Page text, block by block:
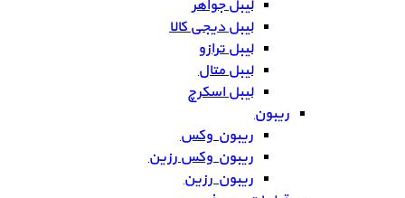
لیبل جواهر
لیبل دیجی کالا
لیبل ترازو
لیبل متال
لیبل اسکرچ
ریبون
ریبون وکس
ریبون وکس رزین
ریبون رزین